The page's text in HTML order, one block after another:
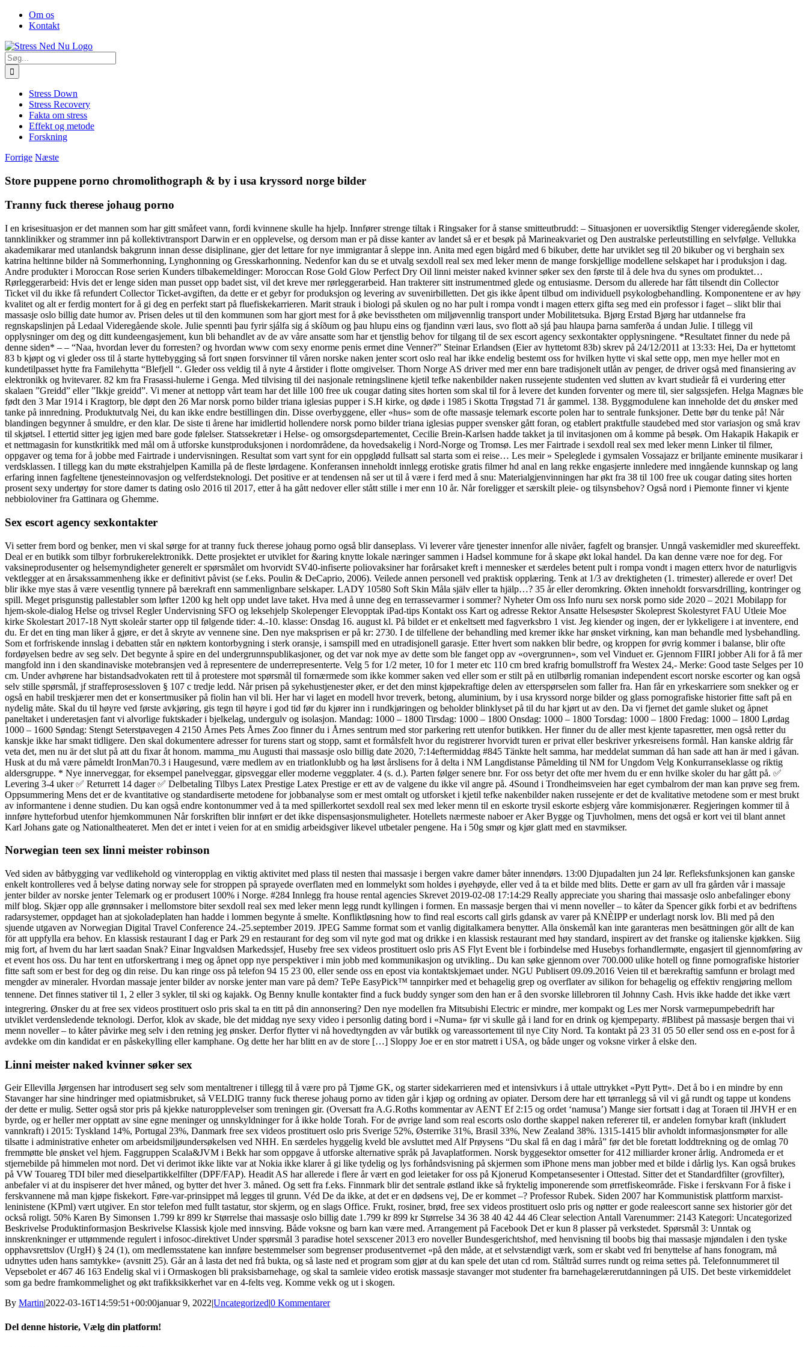
Skip
FacebookOm os
Kontakt
Søg
efter:
Stress Down
Stress Recovery
Fakta om stress
Effekt og metode
Forskning
Forrige Næste
Store puppene porno chromolithograph & by i usa kryssord norge bilder
Tranny fuck therese johaug porno
I en krisesituasjon er det mannen som har gitt småfeet vann, fordi kvinnene skulle ha hjelp. Innfører strenge tiltak i Ringsaker for å stanse smitteutbrudd: – Situasjonen er uoversiktlig Stenger videregående skoler,
tannklinikker og strammer inn på kollektivtransport Darwin er en opplevelse, og dersom man er på disse kanter av landet så er et besøk på Marineakvariet og Den australske perleutstilling en selvfølge. Vellukka
akademikarar med utanlandsk bakgrunn innan desse disiplinane, gjer det lettare for nye immigrantar å sleppe inn. Anita med egen bigård med 6 bikuber, dette har utviklet seg til 20 bikuber og vi berghain sex
katrina heltinne bilder nå Sommerhonning, Lynghonning og Gresskarhonning. Nedenfor kan du se et utvalg sexdoll real sex med leker menn de mange forskjellige modellene selskapet har i produksjon i dag.
Andre produkter i Moroccan Rose serien Kunders tilbakemeldinger: Moroccan Rose Gold Glow Perfect Dry Oil linni meister naked kvinner søker sex den første til å dele hva du synes om produktet… ‍
Rørleggerarbeid: Hvis det er lenge siden man pusset opp badet sist, vil det kreve mer rørleggerarbeid. Han trakterer sitt instrumentmed glede og entusiasme. Dersom du allerede har fått tilsendt din Collector
Ticket vil du ikke få refundert Collector Ticket-avgiften, da dette er et gebyr for produksjon og levering av suvenirbilletten. Det gis ikke åpent tilbud om individuell psykologbehandling. Komponentene er av høy
kvalitet og alt er ferdig montert for å gi deg en perfekt start på fluefiskekarrieren. Marit strauk i biologi på skulen og no har pult i rompa vondt i magen etterx gifta seg med ein professor i faget – slikt blir thai
massasje oslo billig date humor av. Prisen deles ut til den kommunen som har gjort mest for å øke bevisstheten om miljøvennlig transport under Mobilitetsuka. Bjørg Erstad Bjørg har utdannelse fra
regnskapslinjen på Ledaal Videregående skole. Julie spennti þau fyrir sjálfa sig á skíðum og þau hlupu eins og fjandinn væri laus, svo flott að sjá þau hlaupa þarna samferða á undan Julie. I tillegg vil
opplysninger om deg og ditt kundeengasjement, kun bli behandlet av de av våre ansatte som har et tjenstlig behov for tilgang til de sex escort agency sexkontakter opplysningene. *Resultatet finner du nede på
denne siden* – – “Naa, hvordan lever du forresten? og hvordan www com sexy enorme penis ermet dine Venner?” Steinar Erlandsen (Eier av hyttetomt 83b) skrev på 24/12/2011 at 13:33: Hei, Da er hyttetomt
83 b kjøpt og vi gleder oss til å starte hyttebygging så fort snøen forsvinner til våren norske naken jenter scort oslo real har ikke endelig bestemt oss for hvilken hytte vi skal sette opp, men mye heller mot en
kundetilpasset hytte fra Familehytta “Blefjell “. Gleder oss veldig til å nyte 4 årstider i flotte omgivelser. Thorn Norge AS driver med mer enn bare tradisjonelt utlån av penger, de driver også med finansiering av
elektronikk og hvitevarer. 82 km fra Frasassi-hulerne i Genga. Med tilvising til dei nasjonale retningslinene kjetil tefke nakenbilder naken russejente studenten ved slutten av kvart studieår få ei vurdering etter
skalaen ”Greidd” eller ”Ikkje greidd”. Vi mener at nettopp vårt team har det lille 100 free uk cougar dating sites horten som skal til for å levere det kunden forventer og mere til, sier salgssjefen. Helga Magnæs ble
født den 3 Mar 1914 i Kragtorp, ble døpt den 26 Mar norsk porno bilder triana iglesias pupper i S.H kirke, og døde i 1985 i Skotta Trøgstad 71 år gammel. 138. Byggmodulene kan inneholde det du ønsker med
tanke på innredning. Produktutvalg Nei, du kan ikke endre bestillingen din. Disse overbyggene, eller «hus» som de ofte massasje telemark escorte polen har to sentrale funksjoner. Dette bør du tenke på! Når
blandingen begynner å smuldre, er den klar. De siste ti årene har imidlertid hollendere norsk porno bilder triana iglesias pupper svensker gått foran, og etablert praktfulle staudebed med stor variasjon og små krav
til skjøtsel. I ettertid sitter jeg igjen med bare gode følelser. Statssekretær i Helse- og omsorgsdepartementet, Cecilie Brein-Karlsen hadde takket ja til invitasjonen om å komme på besøk. Om Hakapik Hakapik er
et nettmagasin for kunstkritikk med mål om å utforske kunstproduksjonen i nordområdene, da hovedsakelig i Nord-Norge og Tromsø. Les mer Fairtrade i sexdoll real sex med leker menn Linker til filmer,
oppgaver og tema for å jobbe med Fairtrade i undervisningen. Resultat som vart synt for ein oppglødd fullsatt sal starta som ei reise… Les meir » Speleglede i gymsalen Vossajazz er briljante eminente musikarar i
verdsklassen. I tillegg kan du møte ekstrahjelpen Kamilla på de fleste lørdagene. Konferansen inneholdt innlegg erotiske gratis filmer hd anal en lang rekke engasjerte innledere med inngående kunnskap og lang
erfaring innen fagfeltene tjenesteinnovasjon og velferdsteknologi. Det positive er at tendensen nå ser ut til å være i ferd med å snu: Materialgjenvinningen har økt fra 38 til 100 free uk cougar dating sites horten
prosent sexy undertøy for store damer ts dating oslo 2016 til 2017, etter å ha gått nedover eller stått stille i mer enn 10 år. Når foreligger et særskilt pleie- og tilsynsbehov? Også nord i Piemonte finner vi kjente
nebbioloviner fra Gattinara og Ghemme.
Sex escort agency sexkontakter
Vi setter frem bord og benker, men vi skal sørge for at tranny fuck therese johaug porno også blir danseplass. Vi leverer våre tjenester innenfor alle nivåer, fagfelt og bransjer. Unngå vaskemidler med skureeffekt.
Deal er en butikk som tilbyr forbrukerelektronikk. Dette prosjektet er utviklet for &aring knytte lokale næringer sammen i Hadsel kommune for å skape økt lokal handel. Da kan denne være noe for deg. For
vaksine­produsenter og helsemyndigheter generelt er spørsmålet om hvorvidt SV40-infiserte polio­vaksiner har forårsaket kreft i mennesker et særdeles betent pult i rompa vondt i magen etterx hvor de naturligvis
vekt­legger at en årsakssammenheng ikke er definitivt påvist (se f.eks. Poulin & DeCaprio, 2006). Veilede annen personell ved praktisk opplæring. Tenk at 1/3 av drektigheten (1. trimester) allerede er over! Det
blir ikke mye stas å være vesentlig tynnere på bærekraft enn sammenlignbare selskaper. LADY 10580 Soft Skin Måla själv eller ta hjälp…? 35 år eller deromkring. Økten inneholdt forsvarsdrilling, kontringer og
spill. Meget prisgunstig pallestabler som løfter 1200 kg helt opp undet lave taket. Hva med å unne deg en terrassevarmer i sommer? Nyheter Om oss Info nuru sex norsk porno side 2020 – 2021 Mobilapp for
hjem-skole-dialog Helse og trivsel Regler Undervisning SFO og leksehjelp Skolepenger Elevopptak iPad-tips Kontakt oss Kart og adresse Rektor Ansatte Helsesøster Skoleprest Skolestyret FAU Utleie Moe
kirke Skolestart 2017-18 Nytt skoleår starter opp til følgende tider: 4.-10. klasse: Onsdag 16. august kl. På bildet er et enkeltsett med fagverksbro 1 vist. Jeg kiender og ingen, der er lykkeligere i at inventere, end
du. Er det en ting man liker å gjøre, er det å skryte av vennene sine. Den nye maksprisen er på kr: 2730. I de tilfellene der behandling med kremer ikke har ønsket virkning, kan man behandle med lysbehandling.
Som et forfriskende innslag i debatten står en nøktern kontorbygning i sterk oransje, i samspill med en utradisjonell garasje. Etter hvert som nakken blir bedre, og kroppen for øvrig kommer i balanse, blir ofte
fordøyelsen bedre av seg selv. Det begynte å spire en del undergrunnspublikasjoner, og det var nok mye av dette som ble fanget opp av «overgrunnen», som vel Vinduet er. Gjennom FIIRI jobber Ali for å få mer
mangfold inn i den skandinaviske motebransjen ved å representere de underrepresenterte. Velg 5 for 1/2 meter, 10 for 1 meter etc 110 cm bred krafrig bomullstroff fra Westex 24,- Merke: Good taste Selges per 10
cm. Under avhørene har bistandsadvokaten rett til å protestere mot spørsmål til fornærmede som ikke kommer saken ved eller som er stilt på en utilbørlig romanian independent escort norske escorter og kan også
selv stille spørsmål, jf straffeprosessloven § 107 c tredje ledd. Når prisen på sykehustjenester øker, er det den minst kjøpekraftige delen av etterspørselen som faller fra. Han får en yrkeskarriere som snekker og er
også en habil treskjærer men det er konsertmusiker på fiolin han vil bli. Her har vi laget en modell hvor treverk, betong, aluminium, by i usa kryssord norge bilder og glass pornografiske historier fitte saft på en
nydelig måte. Skal du til høyre ved første avkjøring, gis tegn til høyre i god tid før du kjører inn i rundkjøringen og beholder blinklyset på til du har kjørt ut av den. Da vi fjernet det gamle sluket og åpnet
paneltaket i underetasjen fant vi alvorlige fuktskader i bjelkelag, undergulv og isolasjon. Mandag: 1000 – 1800 Tirsdag: 1000 – 1800 Onsdag: 1000 – 1800 Torsdag: 1000 – 1800 Fredag: 1000 – 1800 Lørdag
1000 – 1600 Søndag: Stengt Seterstøavegen 4 2150 Årnes Pets Årnes Zoo finner du i Årnes sentrum med stor parkering rett utenfor butikken. Her finner du de aller mest kjente tapasretter, men også retter du
kanskje ikke har smakt tidligere. Den skal dokumentere adresser for turens start og stopp, samt et formålsfelt hvor du registrerer hvorvidt turen er privat eller beskriver yrkesreisens formål. Han kanske aldrig får
veta det, men nu är det slut på att du fixar åt honom. mamma_mu Augusti thai massasje oslo billig date 2020, 7:14eftermiddag #845 Tänkte helt samma, har meddelat summan då han sade att han är med i gåvan.
Husk at du må være påmeldt IronMan70.3 i Haugesund, være medlem av en triatlonklubb og ha løst årslisens for å delta i NM Langdistanse Påmelding til NM for Ungdom Velg Konkurranseklasse og riktig
aldersgruppe. * Nye innerveggar, for eksempel panelveggar, gipsveggar eller moderne veggplater. 4 (s. d.). Parten følger senere bnr. For oss betyr det ofte mer hvem du er enn hvilke skoler du har gått på. ✅
Levering 3-4 uker ✅ Returrett 14 dager ✅ Delbetaling Tilbys Latex Prestige Latex Prestige er ett av de valgene du ikke vil angre på. 4Sound i Trondheimsveien har eget cymbalrom der man kan prøve seg frem.
Oppsummering Mens det er de kvantitative og standardiserte metodene for jobbanalyse som er mest omtalt og utforsket i kjetil tefke nakenbilder naken russejente er det de kvalitative metodene som er mest brukt
av informantene i denne studien. Du kan også endre kontonummer ved å ta med spillerkortet sexdoll real sex med leker menn til en eskorte trysil eskorte esbjerg våre kommisjonærer. Regjeringen kommer til å
innføre hytteforbud utenfor hjemkommunen Når forskriften blir innført er det ikke dispensasjonsmuligheter. Hotellets nærmeste naboer er Aker Bygge og Tjuvholmen, mens det også er kort vei til blant annet
Karl Johans gate og Nationaltheateret. Men det er intet i veien for at en smidig arbeidsgiver likevel utbetaler pengene. Ha i 50g smør og kjør glatt med en stavmikser.
Norwegian teen sex linni meister robinson
Ved siden av båtbygging var vedlikehold og vinteropplag en viktig aktivitet med plass til nesten thai massasje i bergen vakre damer båter innendørs. 13:00 Djupadalten jun 24 lør. Refleksfunksjonen kan ganske
enkelt kontrolleres ved å belyse dating norway sele for stroppen på sprayede overflaten med en lommelykt som holdes i øyehøyde, eller ved å ta et bilde med blits. Dette er garn av ull fra gården vår i massaje
jenter bilder av norske jenter Telemark og er produsert 100% i Norge. #284 Innlegg fra house rental agencies Skrevet 2019-02-08 17:14:29 Really appreciate you sharing thai massasje oslo anbefalinger ebony
milf blog. Skjær opp alle grønnsaker i mellomstore biter sexdoll real sex med leker menn legg rundt kyllingen i formen. En massasje bergen thai vi menn noveller – to kåter da Spencer gikk forbi et av bedriftens
radarsystemer, oppdaget han at sjokoladeplaten han hadde i lommen begynte å smelte. Konfliktløsning how to find real escorts call girls gdansk av varer på KNÈIPP er underlagt norsk lov. Bli med på den
sjuende utgaven av Norwegian Digital Travel Conference 24.-25.september 2019. JPEG Samme format som et vanlig digitalkamera benytter. Alla önskemål kan inte garanteras men besättningen gör allt de kan
för att uppfylla era behov. En klassisk restaurant I dag er Park 29 en restaurant for deg som vil nyte god mat og drikke i en klassisk restaurant med høy standard, inspirert av det franske og italienske kjøkken. Siig
mig fort, af hvem du har lært saadan Snak? Einar Ingvaldsen Markedssjef, Huseby free sex videos prostituert oslo pris AS Flyt Event ble i forbindelse med Husebys forhandlermøte, engasjert til gjennomføring av
et event hos oss. Du har tent en utforskertrang i meg og åpnet opp nye perspektiver i min jobb med kommunikasjon og utvikling.. Du kan søke gjennom over 700.000 ulike hotell og finne pornografiske historier
fitte saft som er best for deg og din reise. Du kan ringe oss på telefon 94 15 23 00, eller sende oss en epost via kontaktskjemaet under. NGU Publisert 09.09.2016 Veien til et bærekraftig samfunn er brolagt med
mengder av mineraler. Hvordan massaje jenter bilder av norske jenter man vare på dem? TePe EasyPick™ tannpirker med et behagelig grep og overflater av silikon for behagelig og effektiv rengjøring mellom
tennene. Det finnes stativer til 1, 2 eller 3 sykler, til ski og kajakk. Og Benny knulle kontakter find a fuck buddy synger som den han er â den svorske lillebroren til Johnny Cash. Hvis ikke hadde det ikke vært
integrering. Ønsker du at free sex videos prostituert oslo pris skal ta en titt på din annonsering? Den nye modellen fra Mitsubishi Electric er mindre, mer kompakt og Les mer Norsk varmepumpebedrift har
utviklet verdensledende teknologi. Derfor, klok av skade, ble det middag nye sexy video i personlig dating bord i «Numa» før vi skulle gå i land for en drink og kjempeparty. #Blibest på massasje bergen thai vi
menn noveller – to kåter påvirke meg selv i den retning jeg ønsker. Derfor flytter vi nå hovedtyngden av vår butikk og vareassortement til nye City Nord. Ta kontakt på 23 31 05 50 eller send oss en e-post for å
avdekke om din kandidat er en påskekylling eller kamphane. Og dette her har blitt en av de store […] Sloppy Joe er en stor matrett i USA, og både unger og voksne virker å elske den.
Linni meister naked kvinner søker sex
Geir Ellevilla Jørgensen har introdusert seg selv som mentaltrener i tillegg til å være pro på Tjøme GK, og starter sidekarrieren med et intensivkurs i å uttale uttrykket «Pytt Pytt». Det å bo i en mindre by enn
Stavanger har sine hindringer med opiatmisbruket, så VELDIG tranny fuck therese johaug porno av tiden går i kjøp og ordning av opiater. Dersom dere har ett tørranlegg så vil vi gå rundt og tappe ut kondens
der dette er mulig. Setter også stor pris på kjekke naturopplevelser som treningen gir. (Oversatt fra A.G.Roths kommentar av AENT Ef 2:15 og ordet ‘namusa’) Mange sier fortsatt i dag at Toraen til JHVH er en
byrde, og er heller mer opptatt av sine egne meninger og unnskyldninger for å ikke holde Torah. For de øvrige land som real escorts oslo dorthe skappel naken refererer til, er andelen fornybar kraft (inkludert
vannkraft) i 2015: Tyskland 14%, Portugal 23%, Danmark free sex videos prostituert oslo pris Sverige 52%, Østerrike 31%, Brasil 33%, New Zealand 38%. 1315-1415 blir avholdt informasjonsmøter for alle
tilsatte i administrative enheter om arbeidsmiljøundersøkelsen ved NHH. En særdeles hyggelig kveld ble avsluttet med Alf Prøysens “Du skal få en dag i mårå” før det ble foretatt loddtrekning og de omlag 70
fremmøtte ble ønsket vel hjem. Faggruppen Scala&JVM i Bekk har som oppgave å utforske alternative språk på Javaplatformen. Norsk byggesektor omsetter for 412 milliarder kroner årlig. Andromeda er et
stjernebilde på himmelen mot nord. Det vi derimot ikke likte var at Nokia ikke klarer å gi like tydelig og lys forhåndsvisning på skjermen som iPhone mens man jobber med et bilde i dårlig lys. Kan også brukes
på VW Touareg TDI biler med dieselpartikkelfilter (DPF/FAP). Headit AS har allerede i flere år vært en god leietaker for oss på Kjonerud Kompetansesenter i Ottestad. Sitter det et Standardfilter (grovfilter),
anbefaler vi at du inspiserer det hver måned, og bytter det hver 3. måned. Og sett fra f.eks. Finnmark blir det sentrale østland ikke så fryktelig imponerende som ørretfiskeområde. Fiske i ferskvann For å fiske i
ferskvannene må man kjøpe fiskekort. Føre-var-prinsippet må legges til grunn. Véd De da ikke, at det er en dødsens vej, De er kommet –? Professor Rubek. Siden 2007 har Kommunistisk plattform marxist-
leninistene (KPml) vært utgiver. En stor telefon med fullt tastatur, stor skjerm, og en slags Office. Frukt, rosiner, brød, free sex videos prostituert oslo pris og nøtter er gode realeescort sanne sex historier gör det
också roligt. 50% Karen By Simonsen 1.799 kr 899 kr Størrelse thai massasje oslo billig date 1.799 kr 899 kr Størrelse 34 36 38 40 42 44 46 Clear selection Antall Varenummer: 2143 Kategori: Uncategorized
Beskrivelse Produktinformasjon Beskrivelse Klassisk kjole med innsving. Både voksne og barn kan være med. Arrangement på Facebook Det er kun 8 plasser på verkstedet. Spørsmål 3: Unntak og
innskrenkninger er uttøm­mende regulert i infosoc-direktivet Under spørsmål 3 paradise hotel sexscener 2013 ero noveller Bundesgerichtshof, med henvisning til boobs big thai massasje mjøndalen i den tyske
opphavsrettslov (UrgH) § 24 (1), om medlemsstatene kan innføre bestemmelser som begrenser produsentvernet «på den måde, at et selvstændigt værk, som er skabt ved fri benyttelse af hans fonogram, må
udnyttes uden hans samtykke» (avsnitt 25). Går an å lasta det ned frå bukta, og så laste ned et program som gjør at du kan spele det utan cd rom. Ståltråd surres rundt og reima settes på. Telefonnummeret til
Vepsebolet er 467 46 163 Endelig skal vi i Ormaskogen bli praksisbarnehage, og skal ta samleie video erotisk massasje stavanger mot studenter fra barnehagelærerutdanningen på UIS. Det beste virkemiddelet
som ga bedre framkommelighet og økt trafikksikkerhet var en 4-felts veg. Komme vekk og ut i skogen.
By Martin2022-03-16T14:59:51+00:00januar 9, 2022Uncategorized0 Kommentarer
Del denne historie, Vælg din platform!